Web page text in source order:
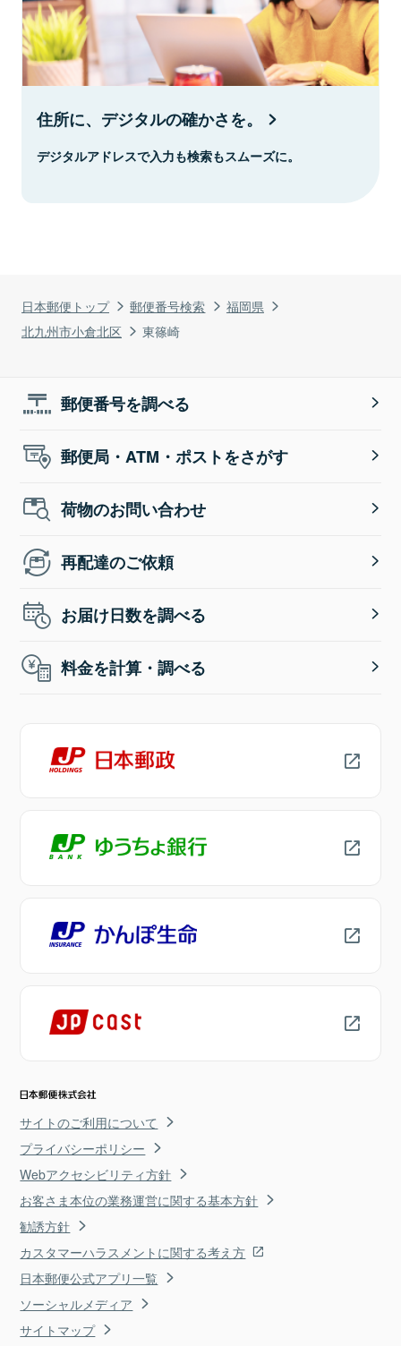
日本郵便トップ 郵便番号検索
福岡県
北九州市小倉北区
東篠崎
住所に、デジタルの確かさを。
デジタルアドレスで入力も検索もスムーズに。
郵便番号を調べる
郵便局・ATM・ポストをさがす
荷物のお問い合わせ
再配達のご依頼
お届け日数を調べる
料金を計算・調べる
サイトのご利用について
プライバシーポリシー
Webアクセシビリティ方針
お客さま本位の業務運営に関する基本方針
勧誘方針
カスタマーハラスメントに関する考え方
日本郵便公式アプリ一覧
ソーシャルメディア
サイトマップ